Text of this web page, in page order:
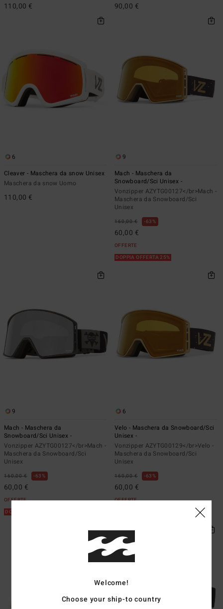
110,00 € 90,00 €
6
Cleaver - Maschera da snow Unisex
Maschera da snow Uomo
110,00 €
9
Mach - Maschera da
Snowboard/Sci Unisex -
Vonzipper AZYTG00127</br>Mach -
Maschera da Snowboard/Sci
Unisex
160,00 € 63%
60,00 €
OFFERTE
DOPPIA OFFERTA 25%
9
Mach - Maschera da
Snowboard/Sci Unisex -
Vonzipper AZYTG00127</br>Mach -
Maschera da Snowboard/Sci
Unisex
160,00 € 63%
60,00 €
OFFERTE
DOPPIA OFFERTA 25%
6
Velo - Maschera da Snowboard/Sci
Unisex -
Vonzipper AZYTG00129</br>Velo -
Maschera da Snowboard/Sci
Unisex
160,00 € 63%
60,00 €
OFFERTE
Welcome!
Choose your ship-to country